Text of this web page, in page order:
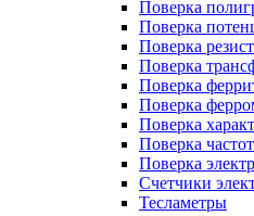
Поверка
Поверка
Поверка
Поверка
Поверка
Поверка
Поверка
Поверка
Поверка
Счетчики
Тесламетры